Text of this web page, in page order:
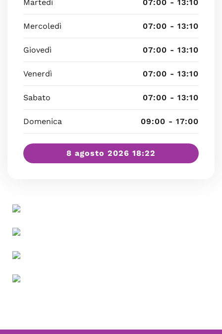
Martedì 07:00 - 13:10
Mercoledì 07:00 - 13:10
Giovedì 07:00 - 13:10
Venerdì 07:00 - 13:10
Sabato 07:00 - 13:10
Domenica 09:00 - 17:00
8 agosto 2026 18:22